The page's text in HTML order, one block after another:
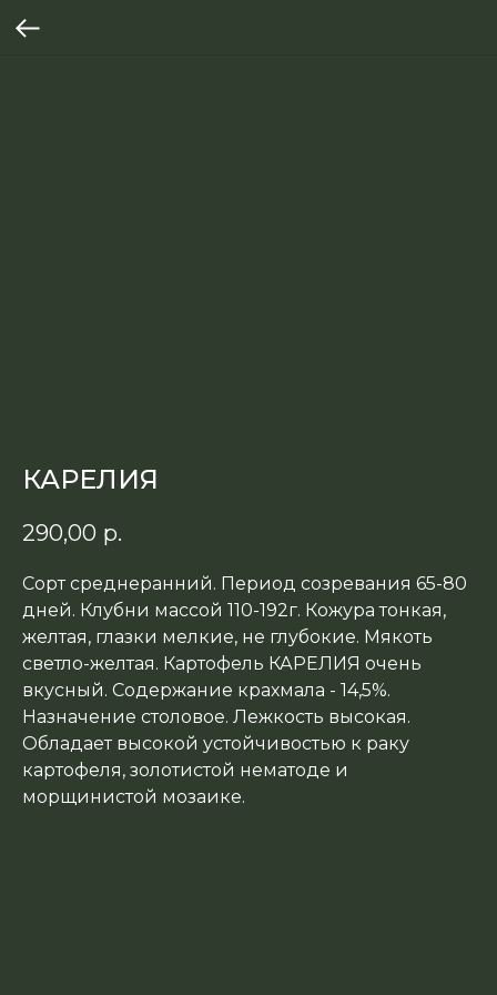
КАРЕЛИЯ
290,00 р.
Сорт среднеранний. Период созревания 65-80
дней. Клубни массой 110-192г. Кожура тонкая,
желтая, глазки мелкие, не глубокие. Мякоть
светло-желтая. Картофель КАРЕЛИЯ очень
вкусный. Содержание крахмала - 14,5%.
Назначение столовое. Лежкость высокая.
Обладает высокой устойчивостью к раку
картофеля, золотистой нематоде и
морщинистой мозаике.